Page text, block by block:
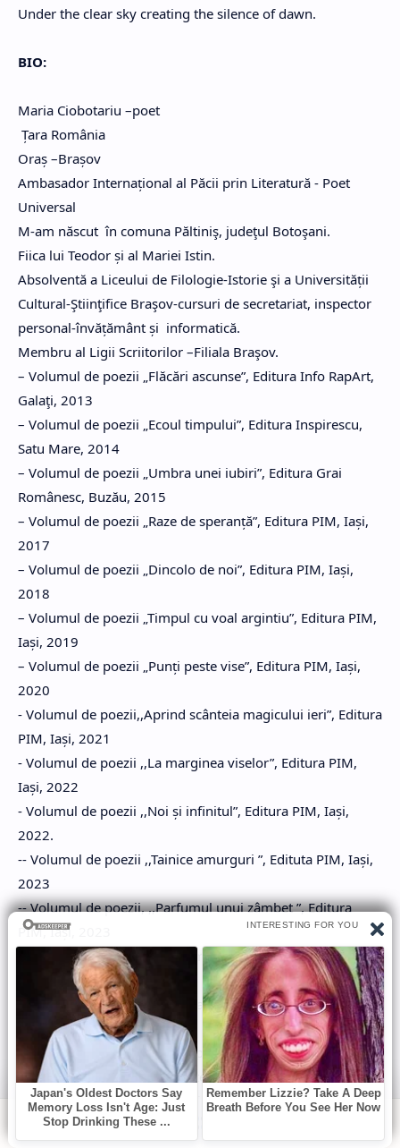
Under the clear sky creating the silence of dawn.
BIO:
Maria Ciobotariu –poet
Țara România
Oraș –Brașov
Ambasador Internațional al Păcii prin Literatură - Poet
Universal
M-am născut în comuna Păltiniş, judeţul Botoşani.
Fiica lui Teodor și al Mariei Istin.
Absolventă a Liceului de Filologie-Istorie şi a Universității
Cultural-Ştiinţifice Braşov-cursuri de secretariat, inspector
personal-învățământ și informatică.
Membru al Ligii Scriitorilor –Filiala Braşov.
– Volumul de poezii „Flăcări ascunse”, Editura Info RapArt,
Galaţi, 2013
– Volumul de poezii „Ecoul timpului”, Editura Inspirescu,
Satu Mare, 2014
– Volumul de poezii „Umbra unei iubiri”, Editura Grai
Românesc, Buzău, 2015
– Volumul de poezii „Raze de speranță”, Editura PIM, Iași,
2017
– Volumul de poezii „Dincolo de noi”, Editura PIM, Iași,
2018
– Volumul de poezii „Timpul cu voal argintiu”, Editura PIM,
Iași, 2019
– Volumul de poezii „Punți peste vise”, Editura PIM, Iași,
2020
- Volumul de poezii,,Aprind scânteia magicului ieri”, Editura
PIM, Iași, 2021
- Volumul de poezii ,,La marginea viselor”, Editura PIM,
Iași, 2022
- Volumul de poezii ,,Noi și infinitul”, Editura PIM, Iași,
2022.
-- Volumul de poezii ,,Tainice amurguri ”, Edituta PIM, Iași,
2023
-- Volumul de poezii, ,,Parfumul unui zâmbet ”, Editura
PIM, Iași, 2023
- Volumul de poezii, ,,Mireasma zorilor”, Editura PIM, Iași,
- Volumul de poezii,Primăvara albului fior, Editura PIM,
Iași, 2023
Am scris 32 de antologii de co-autor.
Public poezii pe 36 grupuri literare în diferite țări și am
primit numeroase premii și distincții.